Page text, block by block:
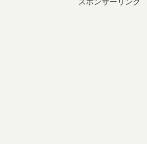
スポンサーリンク